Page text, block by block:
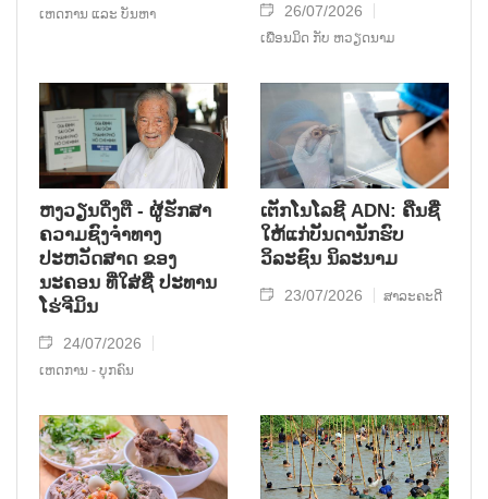
ເຫດການ ແລະ ບັນຫາ 26/07/2026
ເພື່ອນມິດ ກັບ ຫວຽດນາມ
ຫງວຽນດິ່ງຕື - ຜູ້ຮັກສາ
ຄວາມຊົງຈໍາທາງ
ປະຫວັດສາດ ຂອງ
ນະຄອນ ທີ່ໃສ່ຊື່ ປະທານ
ໂຮ່ຈີມິນ
24/07/2026
ເຫດການ - ບຸກຄົນ
ເຕັກໂນໂລຊີ ADN: ຄືນຊື່
ໃຫ້ແກ່ບັນດານັກຮົບ
ວິລະຊົນ ນິລະນາມ
23/07/2026 ສາລະຄະດີ